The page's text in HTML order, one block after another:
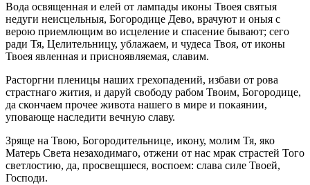
Вода освященная и елей от лампады иконы Твоея святыя
недуги неисцельныя, Богородице Дево, врачуют и оныя с
верою приемлющим во исцеление и спасение бывают; сего
ради Тя, Целительницу, ублажаем, и чудеса Твоя, от иконы
Твоея явленная и присноявляемая, славим.
Расторгни пленицы наших грехопадений, избави от рова
страстнаго жития, и даруй свободу рабом Твоим, Богородице,
да скончаем прочее живота нашего в мире и покаянии,
уповающе наследити вечную славу.
Зряще на Твою, Богородительнице, икону, молим Тя, яко
Матерь Света незаходимаго, отжени от нас мрак страстей Того
светлостию, да, просвещшеся, воспоем: слава силе Твоей,
Господи.